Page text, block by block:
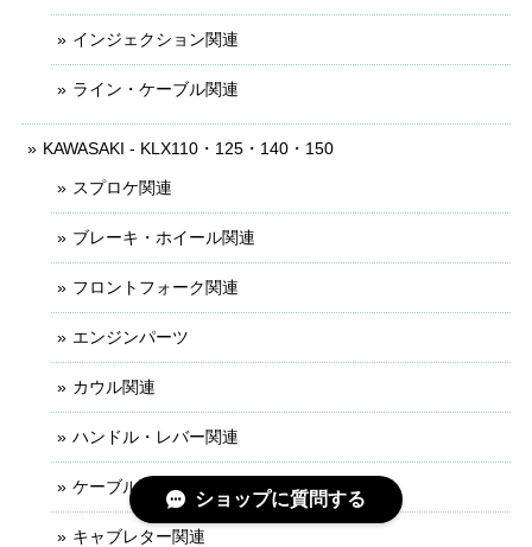
インジェクション関連
ライン・ケーブル関連
KAWASAKI - KLX110・125・140・150
スプロケ関連
ブレーキ・ホイール関連
フロントフォーク関連
エンジンパーツ
カウル関連
ハンドル・レバー関連
ケーブル・ライン関連
キャブレター関連
ショップに質問する